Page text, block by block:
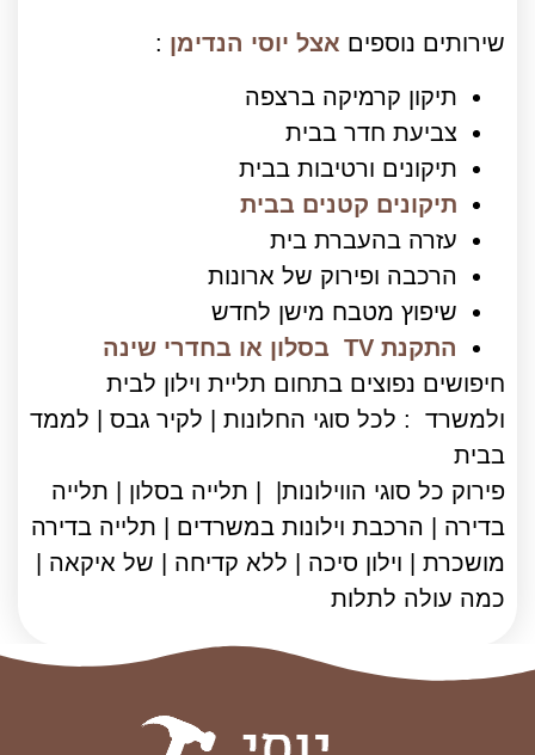
שירותים נוספים אצל יוסי הנדימן :
תיקון קרמיקה ברצפה
צביעת חדר בבית
תיקונים ורטיבות בבית
תיקונים קטנים בבית
עזרה בהעברת בית
הרכבה ופירוק של ארונות
שיפוץ מטבח מישן לחדש
התקנת TV בסלון או בחדרי שינה
חיפושים נפוצים בתחום תליית וילון לבית
ולמשרד : לכל סוגי החלונות | לקיר גבס | לממד
בבית
פירוק כל סוגי הווילונות| | תלייה בסלון | תלייה
בדירה | הרכבת וילונות במשרדים | תלייה בדירה
מושכרת | וילון סיכה | ללא קדיחה | של איקאה |
כמה עולה לתלות